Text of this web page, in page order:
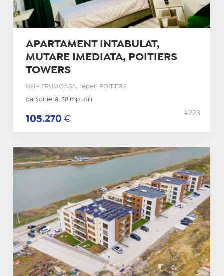
APARTAMENT INTABULAT,
MUTARE IMEDIATA, POITIERS
TOWERS
Iasi - FRUMOASA, reper: POITIERS
garsonieră, 38 mp utili
105.270 €
#223